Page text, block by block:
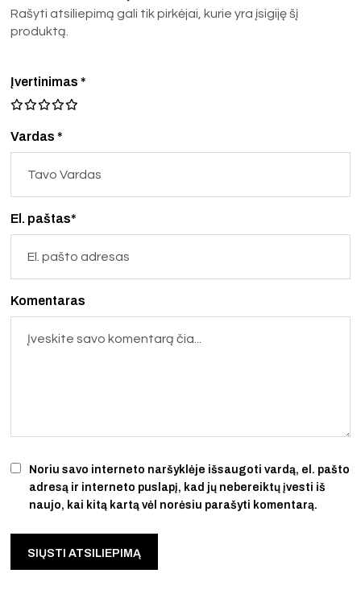
Rašyti atsiliepimą gali tik pirkėjai, kurie yra įsigiję šį
produktą.
Vardas *
El. paštas*
Noriu savo interneto naršyklėje išsaugoti vardą, el. pašto
adresą ir interneto puslapį, kad jų nebereiktų įvesti iš
naujo, kai kitą kartą vėl norėsiu parašyti komentarą.
Įvertinimas*
Komentaras